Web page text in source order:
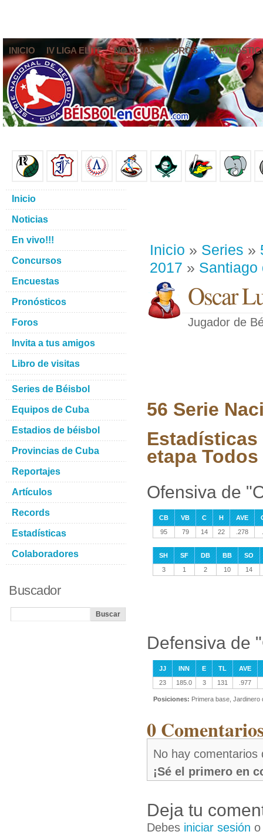
INICIO IV LIGA ELITE NOTICIAS FOROS
Inicio » Series »
2017 » Santiago
Oscar
Jugador de
56 Serie
etapa
Ofensiva de
CB VB C H AVE
95
79 14 22 .278
SH SF DB BB
SO
3
1 2 10 14
Defensiva de
JJ INN E TL
AVE
23
185.0 3 131 .977
Posiciones: Primera base, Jardinero
0
No hay comentarios
¡Sé el primero en
Deja tu
Debes iniciar sesión
Inicio
Noticias
En vivo!!!
Concursos
Encuestas
Pronósticos
Foros
Invita a tus amigos
Libro de visitas
Series de Béisbol
Equipos de Cuba
Estadios de béisbol
Provincias de Cuba
Reportajes
Artículos
Records
Estadísticas
Colaboradores
Buscador